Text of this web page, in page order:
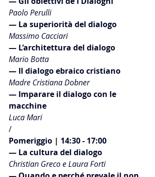
Paolo Perulli
— La superiorità del dialogo
Massimo Cacciari
— L’architettura del dialogo
Mario Botta
— Il dialogo ebraico cristiano
Madre Cristiana Dobner
— Imparare il dialogo con le
macchine
Luca Mari
/
Pomeriggio | 14:30 - 17:00
— La cultura del dialogo
Christian Greco e Laura Forti